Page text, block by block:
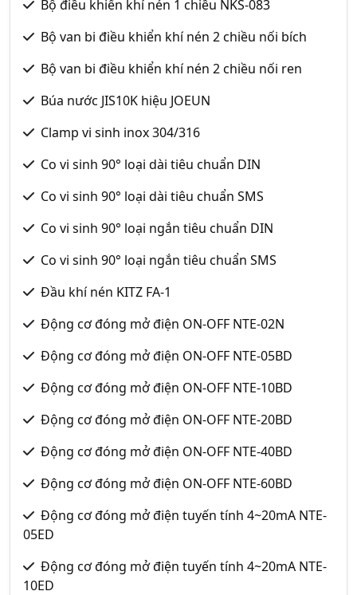
Bộ điều khiển khí nén 1 chiều NKS-083
Bộ van bi điều khiển khí nén 2 chiều nối bích
Bộ van bi điều khiển khí nén 2 chiều nối ren
Búa nước JIS10K hiệu JOEUN
Clamp vi sinh inox 304/316
Co vi sinh 90° loại dài tiêu chuẩn DIN
Co vi sinh 90° loại dài tiêu chuẩn SMS
Co vi sinh 90° loại ngắn tiêu chuẩn DIN
Co vi sinh 90° loại ngắn tiêu chuẩn SMS
Đầu khí nén KITZ FA-1
Động cơ đóng mở điện ON-OFF NTE-02N
Động cơ đóng mở điện ON-OFF NTE-05BD
Động cơ đóng mở điện ON-OFF NTE-10BD
Động cơ đóng mở điện ON-OFF NTE-20BD
Động cơ đóng mở điện ON-OFF NTE-40BD
Động cơ đóng mở điện ON-OFF NTE-60BD
Động cơ đóng mở điện tuyến tính 4~20mA NTE-
05ED
Động cơ đóng mở điện tuyến tính 4~20mA NTE-
10ED